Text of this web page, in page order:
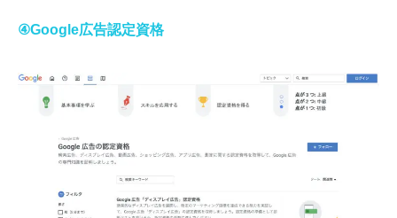
④Google広告認定資格